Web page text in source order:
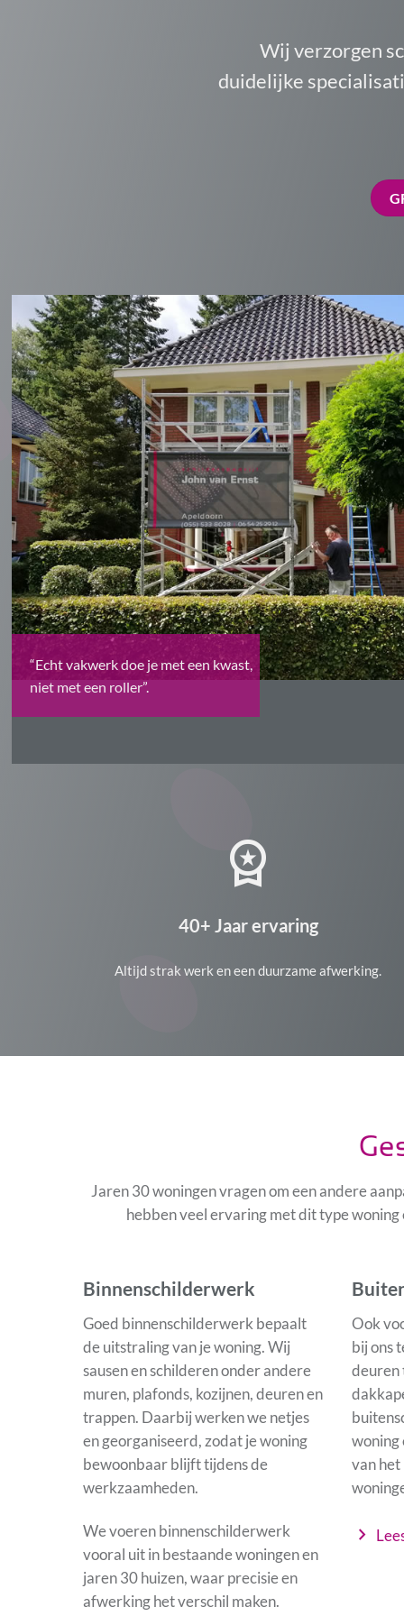
Wij verzorgen
duidelijke
“Echt vakwerk doe je met een kwast,
niet met een roller”.
workspace_premium
40+ Jaar ervaring
Altijd strak werk en een duurzame afwerking.
Jaren 30 woningen vragen om een andere
hebben veel ervaring met dit type
Binnenschilderwerk
Goed binnenschilderwerk bepaalt
de uitstraling van je woning. Wij
sausen en schilderen onder andere
muren, plafonds, kozijnen, deuren en
trappen. Daarbij werken we netjes
en georganiseerd, zodat je woning
bewoonbaar blijft tijdens de
werkzaamheden.
We voeren binnenschilderwerk
vooral uit in bestaande woningen en
jaren 30 huizen, waar precisie en
afwerking het verschil maken.
Ook
bij ons
deuren
woning
van
chevron_right